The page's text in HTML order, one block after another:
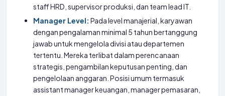
staff HRD, supervisor produksi, dan team lead IT.
Manager Level: Pada level manajerial, karyawan
dengan pengalaman minimal 5 tahun bertanggung
jawab untuk mengelola divisi atau departemen
tertentu. Mereka terlibat dalam perencanaan
strategis, pengambilan keputusan penting, dan
pengelolaan anggaran. Posisi umum termasuk
assistant manager keuangan, manager pemasaran,